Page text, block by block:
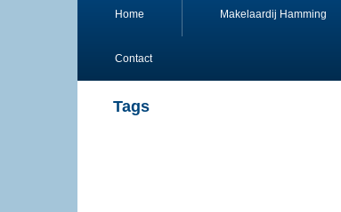
Home Makelaardij Hamming
Contact
Tags